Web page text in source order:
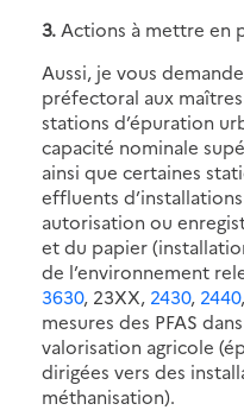
3. Actions à mettre en
Aussi, je vous
préfectoral aux
stations d’épuration
capacité nominale
ainsi que certaines
effluents
autorisation ou
et du papier
de l’environnement
3630, 23XX, 2430, 2440,
mesures des PFAS
valorisation agricole
dirigées vers des
méthanisation).